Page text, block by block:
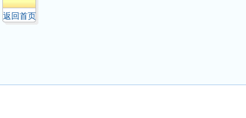
返回首页